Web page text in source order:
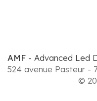
AMF - Advanced Led
524 avenue Pasteur -
©